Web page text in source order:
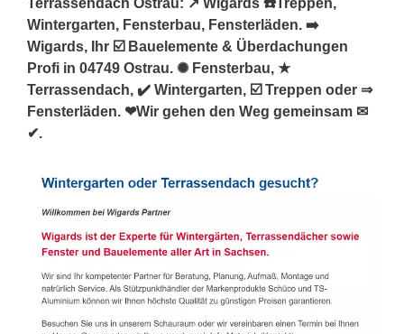
Wintergarten, Fensterbau, Fensterläden. ➡️
Wigards, Ihr ☑️ Bauelemente & Überdachungen
Profi in 04749 Ostrau. ✺ Fensterbau, ★
Terrassendach, ✔️ Wintergarten, ☑️ Treppen oder ⇒
Fensterläden. ❤Wir gehen den Weg gemeinsam ✉
✔.